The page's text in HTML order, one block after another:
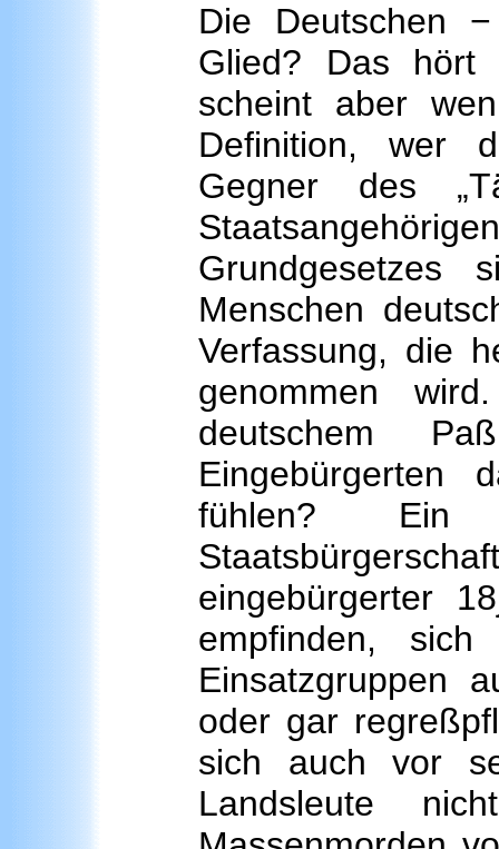
Die Deutschen
Glied? Das hört
scheint aber
Definition, wer
Gegner des
Grundgesetzes
Menschen
Verfassung, die
genommen
deutschem
Eingebürgerten
fühlen?
eingebürgerter
empfinden,
Einsatzgruppen
oder gar
sich auch vor
Landsleute